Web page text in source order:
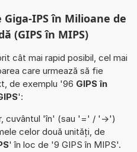
IPS în Milioane de
(GIPS în MIPS)
cât mai rapid posibil, cel mai
care urmează să fie
de exemplu '96 GIPS în
':
cuvântul 'în' (sau '=' / '->')
celor două unități, de
' în loc de '9 GIPS în MIPS'.